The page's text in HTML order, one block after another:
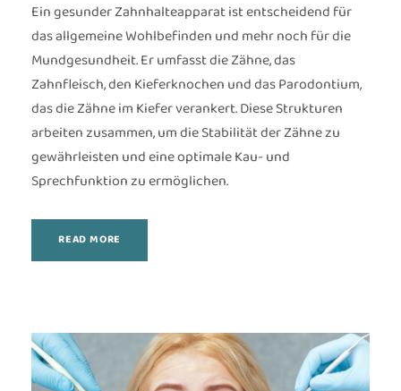
Ein gesunder Zahnhalteapparat ist entscheidend für
das allgemeine Wohlbefinden und mehr noch für die
Mundgesundheit. Er umfasst die Zähne, das
Zahnfleisch, den Kieferknochen und das Parodontium,
das die Zähne im Kiefer verankert. Diese Strukturen
arbeiten zusammen, um die Stabilität der Zähne zu
gewährleisten und eine optimale Kau- und
Sprechfunktion zu ermöglichen.
READ MORE